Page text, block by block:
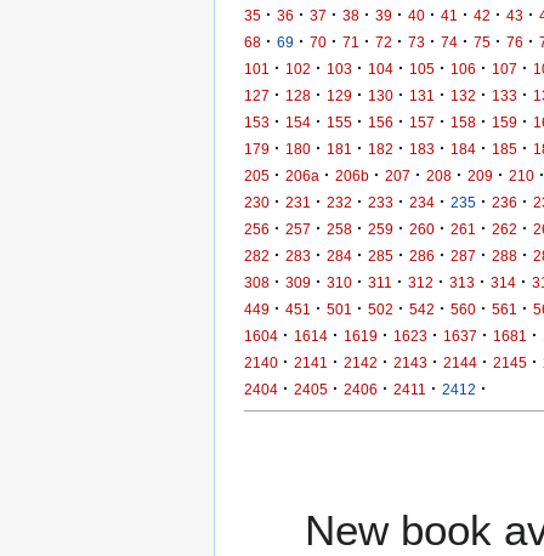
35 · 36 · 37 · 38 · 39 · 40 · 41 · 42 · 43 ·
68 · 69 · 70 · 71 · 72 · 73 · 74 · 75 · 76 ·
101
· 102 · 103 · 104 · 105 · 106 · 107 ·
127 · 128 · 129 · 130 · 131 · 132 · 133 ·
153 · 154 · 155 · 156 · 157 · 158 · 159 ·
179 · 180 · 181 · 182 · 183 · 184 · 185 ·
205 · 206a · 206b · 207 · 208 · 209 · 210 ·
230 · 231 · 232 · 233 · 234 · 235 · 236 ·
256 · 257 · 258 · 259 · 260 · 261 · 262 ·
282 · 283 · 284 · 285 · 286 · 287 · 288 ·
308 · 309 · 310 · 311 · 312 · 313 · 314 ·
449 · 451 · 501 · 502 · 542 · 560 · 561 ·
1604 · 1614 · 1619 · 1623 · 1637 · 1681 ·
2140 · 2141 · 2142 · 2143 · 2144 · 2145 ·
2404 · 2405 · 2406 · 2411 · 2412 ·
New book